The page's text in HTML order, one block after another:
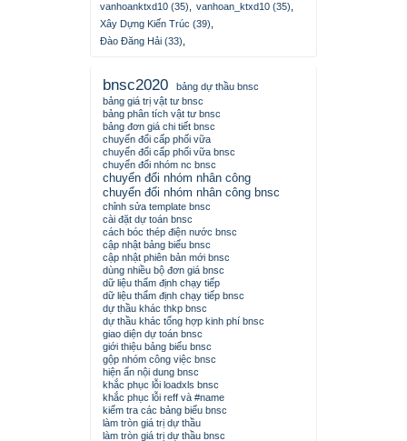
vanhoanktxd10 (35)
vanhoan_ktxd10 (35)
Xây Dựng Kiến Trúc (39)
Đào Đăng Hải (33)
bnsc2020
bảng dự thầu bnsc
bảng giá trị vật tư bnsc
bảng phân tích vật tư bnsc
bảng đơn giá chi tiết bnsc
chuyển đổi cấp phối vữa
chuyển đổi cấp phối vữa bnsc
chuyển đổi nhóm nc bnsc
chuyển đổi nhóm nhân công
chuyển đổi nhóm nhân công bnsc
chỉnh sửa template bnsc
cài đặt dự toán bnsc
cách bóc thép điện nước bnsc
cập nhật bảng biểu bnsc
cập nhật phiên bản mới bnsc
dùng nhiều bộ đơn giá bnsc
dữ liệu thẩm định chạy tiếp
dữ liệu thẩm định chạy tiếp bnsc
dự thầu khác thkp bnsc
dự thầu khác tổng hợp kinh phí bnsc
giao diện dự toán bnsc
giới thiệu bảng biểu bnsc
gộp nhóm công việc bnsc
hiện ẩn nội dung bnsc
khắc phục lỗi loadxls bnsc
khắc phục lỗi reff và #name
kiểm tra các bảng biểu bnsc
làm tròn giá trị dự thầu
làm tròn giá trị dự thầu bnsc